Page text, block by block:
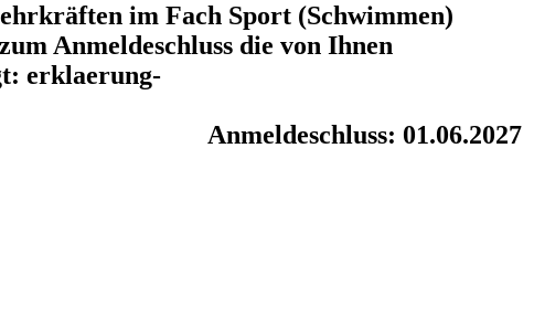
im Fach Sport (Schwimmen)
Anmeldeschluss die von Ihnen
erklaerung-
Anmeldeschluss: 01.06.2027